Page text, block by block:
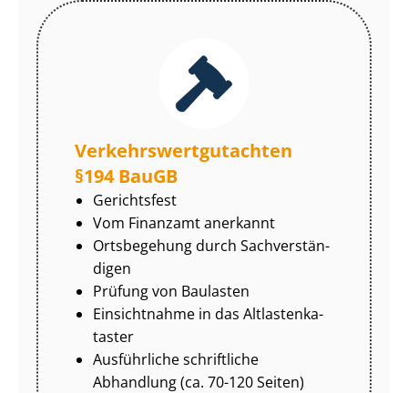
Ver­kehrs­wert­gut­ach­ten
§194 BauGB
Gerichtsfest
Vom Finanzamt anerkannt
Ortsbegehung durch Sach­ver­stän­
di­gen
Prüfung von Baulasten
Einsichtnahme in das Alt­las­ten­ka­
tas­ter
Ausführliche schriftliche
Abhandlung (ca. 70-120 Seiten)